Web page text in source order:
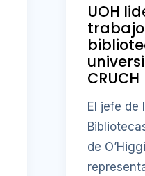
UOH
CRUCH
El jefe de
de